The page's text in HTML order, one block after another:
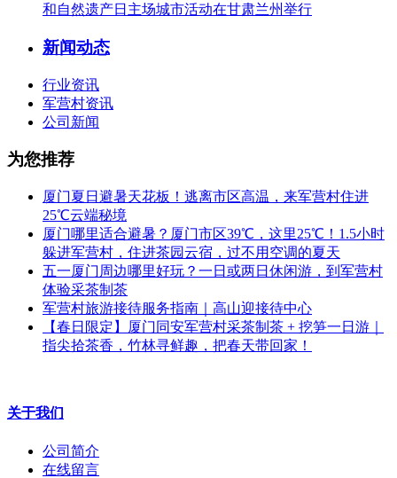
和自然遗产日主场城市活动在甘肃兰州举行
新闻动态
行业资讯
军营村资讯
公司新闻
为您推荐
厦门夏日避暑天花板！逃离市区高温，来军营村住进
25℃云端秘境
厦门哪里适合避暑？厦门市区39℃，这里25℃！1.5小时
躲进军营村，住进茶园云宿，过不用空调的夏天
五一厦门周边哪里好玩？一日或两日休闲游，到军营村
体验采茶制茶
军营村旅游接待服务指南｜高山迎接待中心
【春日限定】厦门同安军营村采茶制茶 + 挖笋一日游｜
指尖拾茶香，竹林寻鲜趣，把春天带回家！
关于我们
公司简介
在线留言